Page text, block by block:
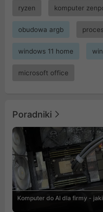
ryzen komputer
obudowa argb
windows 11 home
microsoft office
Poradniki
Komputer do AI dla firmy -